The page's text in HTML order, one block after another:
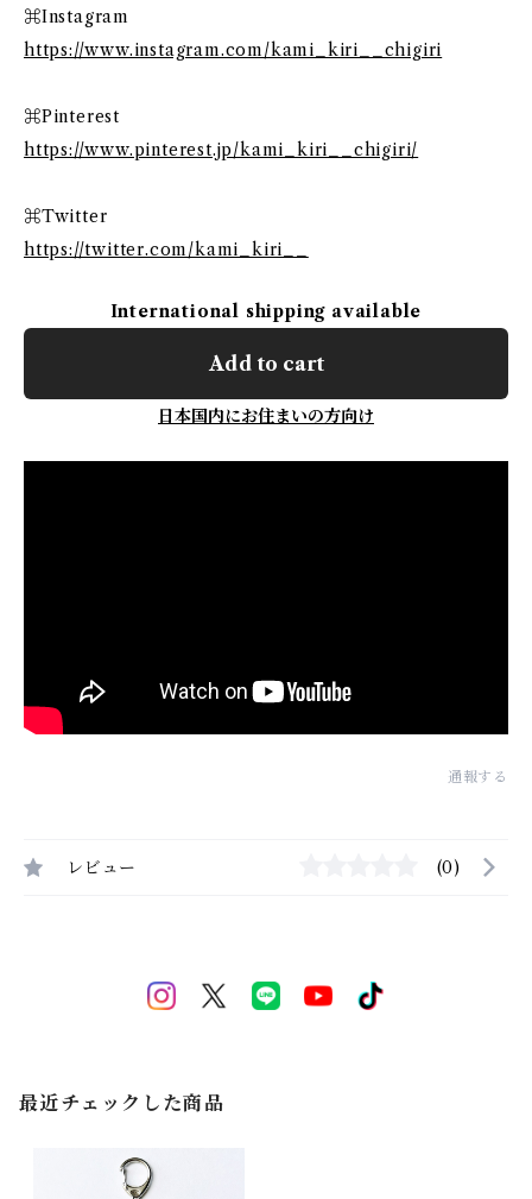
⌘Instagram
https://www.instagram.com/kami_kiri__chigiri
⌘Pinterest
https://www.pinterest.jp/kami_kiri__chigiri/
⌘Twitter
https://twitter.com/kami_kiri__
International shipping available
Add to cart
日本国内にお住まいの方向け
通報する
レビュー (0)
最近チェックした商品